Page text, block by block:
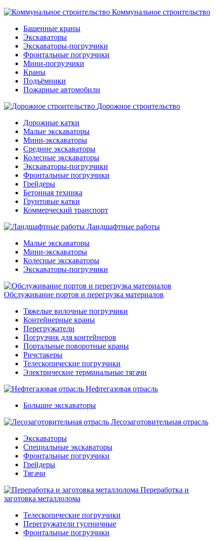
Коммунальное строительство
Башенные краны
Экскаваторы
Экскаваторы-погрузчики
Фронтальные погрузчики
Мини-погрузчики
Краны
Подъёмники
Пожарные автомобили
Дорожное строительство
Дорожные катки
Малые экскаваторы
Мини-экскаваторы
Средние экскаваторы
Колесные экскаваторы
Экскаваторы-погрузчики
Фронтальные погрузчики
Грейдеры
Бетонная техника
Грунтовые катки
Коммерческий транспорт
Ландшафтные работы
Малые экскаваторы
Мини-экскаваторы
Колесные экскаваторы
Экскаваторы-погрузчики
Обслуживание портов и перегрузка материалов
Тяжелые вилочные погрузчики
Контейнерные краны
Перегружатели
Погрузчик для контейнеров
Портальные поворотные краны
Ричстакеры
Телескопические погрузчики
Электрические терминальные тягачи
Нефтегазовая отрасль
Большие экскаваторы
Лесозаготовительная отрасль
Экскаваторы
Специальные экскаваторы
Фронтальные погрузчики
Грейдеры
Тягачи
Переработка и
заготовка металлолома
Телескопические погрузчики
Перегружатели гусеничные
Фронтальные погрузчики